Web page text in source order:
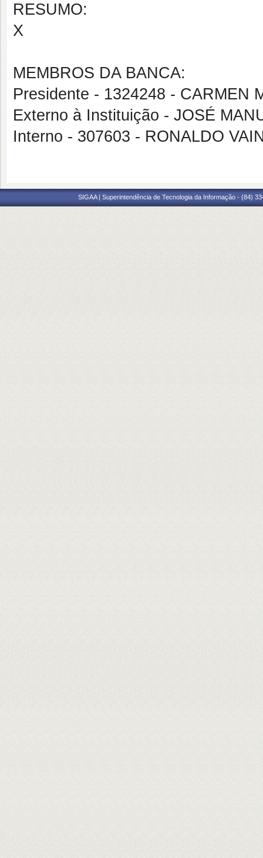
RESUMO:
X
MEMBROS DA BANCA:
Presidente - 1324248 - CARMEN
Externo à Instituição - JOSÉ
Interno - 307603 - RONALDO
SIGAA | Superintendência de Tecnologia da Informação - (84)